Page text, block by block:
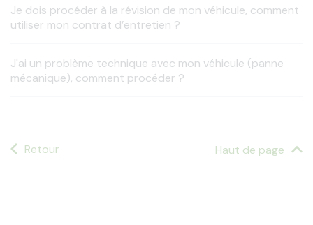
Je dois procéder à la révision de mon véhicule, comment
utiliser mon contrat d’entretien ?
J'ai un problème technique avec mon véhicule (panne
mécanique), comment procéder ?
Retour Haut de page